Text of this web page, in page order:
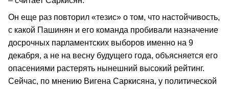
Он еще раз повторил «тезис» о том, что настойчивость,
с какой Пашинян и его команда пробивали назначение
досрочных парламентских выборов именно на 9
декабря, а не на весну будущего года, объясняется его
опасениями растерять нынешний высокий рейтинг.
Сейчас, по мнению Вигена Саркисяна, у политической